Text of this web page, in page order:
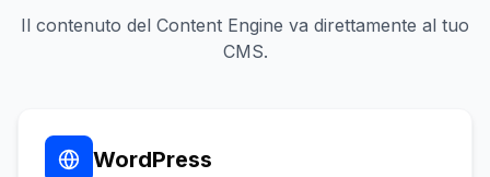
Il contenuto del Content Engine va direttamente al tuo
CMS.
WordPress